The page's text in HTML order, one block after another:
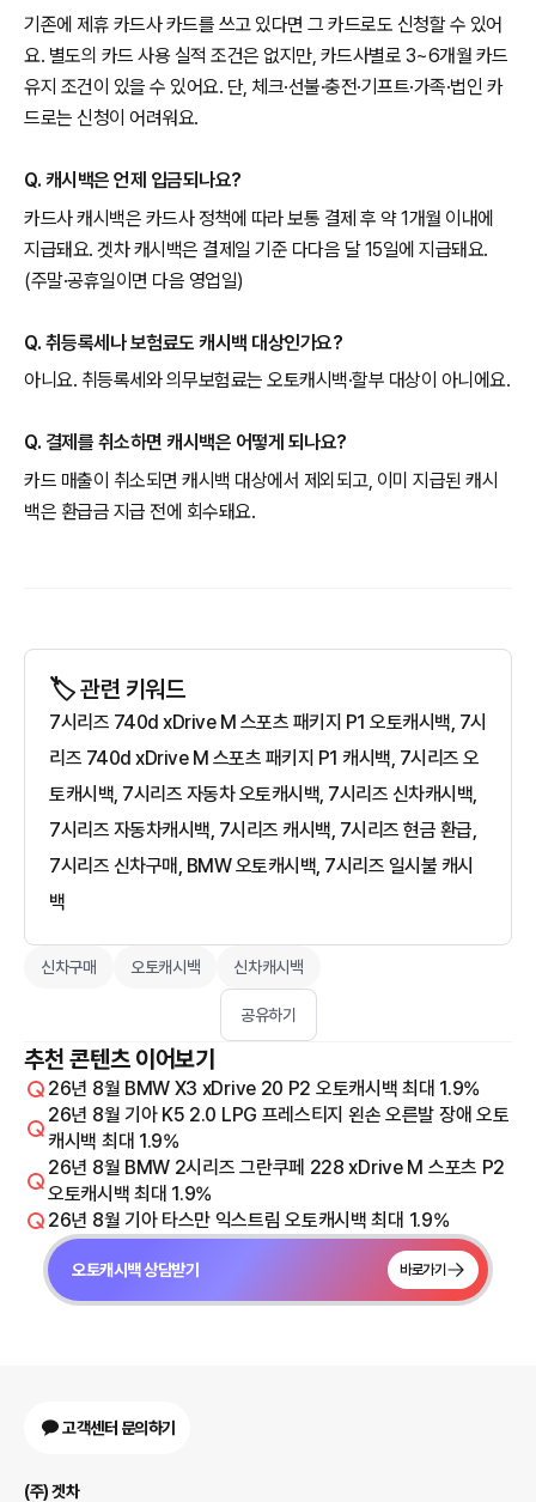
기존에 제휴 카드사 카드를 쓰고 있다면 그 카드로도 신청할 수 있어
요. 별도의 카드 사용 실적 조건은 없지만, 카드사별로 3~6개월 카드
유지 조건이 있을 수 있어요. 단, 체크·선불·충전·기프트·가족·법인 카
드로는 신청이 어려워요.
Q. 캐시백은 언제 입금되나요?
카드사 캐시백은 카드사 정책에 따라 보통 결제 후 약 1개월 이내에
지급돼요. 겟차 캐시백은 결제일 기준 다다음 달 15일에 지급돼요.
(주말·공휴일이면 다음 영업일)
Q. 취등록세나 보험료도 캐시백 대상인가요?
아니요. 취등록세와 의무보험료는 오토캐시백·할부 대상이 아니에요.
Q. 결제를 취소하면 캐시백은 어떻게 되나요?
카드 매출이 취소되면 캐시백 대상에서 제외되고, 이미 지급된 캐시
백은 환급금 지급 전에 회수돼요.
🏷️ 관련 키워드
7시리즈 740d xDrive M 스포츠 패키지 P1 오토캐시백, 7시
리즈 740d xDrive M 스포츠 패키지 P1 캐시백, 7시리즈 오
토캐시백, 7시리즈 자동차 오토캐시백, 7시리즈 신차캐시백,
7시리즈 자동차캐시백, 7시리즈 캐시백, 7시리즈 현금 환급,
7시리즈 신차구매, BMW 오토캐시백, 7시리즈 일시불 캐시
백
신차구매 오토캐시백 신차캐시백
공유하기
추천 콘텐츠 이어보기
26년 8월 BMW X3 xDrive 20 P2 오토캐시백 최대 1.9%
26년 8월 기아 K5 2.0 LPG 프레스티지 왼손 오른발 장애 오토
캐시백 최대 1.9%
26년 8월 BMW 2시리즈 그란쿠페 228 xDrive M 스포츠 P2
오토캐시백 최대 1.9%
26년 8월 기아 타스만 익스트림 오토캐시백 최대 1.9%
오토캐시백 상담받기 바로가기
고객센터 문의하기
(주) 겟차